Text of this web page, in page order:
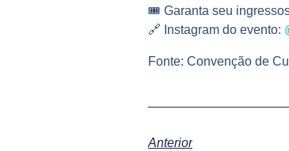
🎟️ Garanta seu
🔗 Instagram do evento:
Fonte: Convenção de
Anterior